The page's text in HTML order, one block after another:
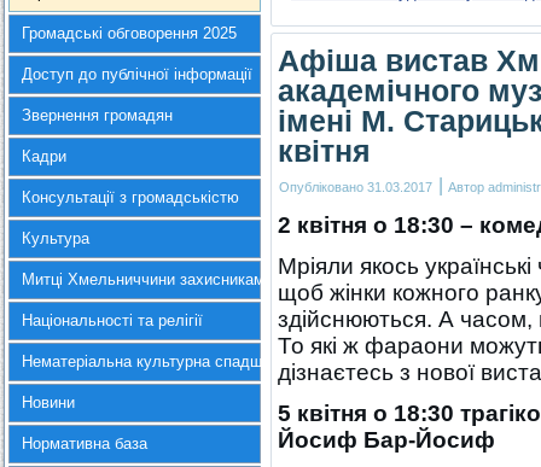
Громадські обговорення 2025
Доступ до публічної інформації
Звернення громадян
Кадри
Консультації з громадськістю
Культура
Митці Хмельниччини захисникам України
Національності та релігії
Нематеріальна культурна спадщина
Новини
Нормативна база
Афіша вистав
академічного
імені М.
квітня
Опубліковано 31.03.2017 | Автор
2 квітня о 18:30 –
Мріяли якось
щоб жінки кожного
здійснюються. А часом,
То які ж фараони
дізнаєтесь з нової
5 квітня о 18:30
Йосиф Бар-Йосиф